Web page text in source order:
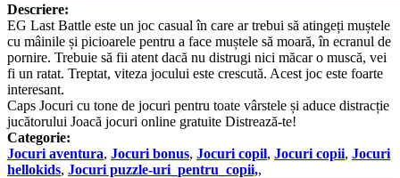
Descriere:
EG Last Battle este un joc casual în care ar trebui să atingeți muștele
cu mâinile și picioarele pentru a face muștele să moară, în ecranul de
pornire. Trebuie să fii atent dacă nu distrugi nici măcar o muscă, vei
fi un ratat. Treptat, viteza jocului este crescută. Acest joc este foarte
interesant.
Caps Jocuri cu tone de jocuri pentru toate vârstele și aduce distracție
jucătorului Joacă jocuri online gratuite Distrează-te!
Categorie:
Jocuri aventura, Jocuri bonus, Jocuri copil, Jocuri copii, Jocuri
hellokids, Jocuri puzzle-uri_pentru_copii,,